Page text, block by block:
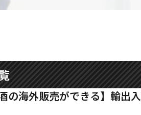
自分の
の海外販売ができる】輸出
飲食店にお酒を売りたい